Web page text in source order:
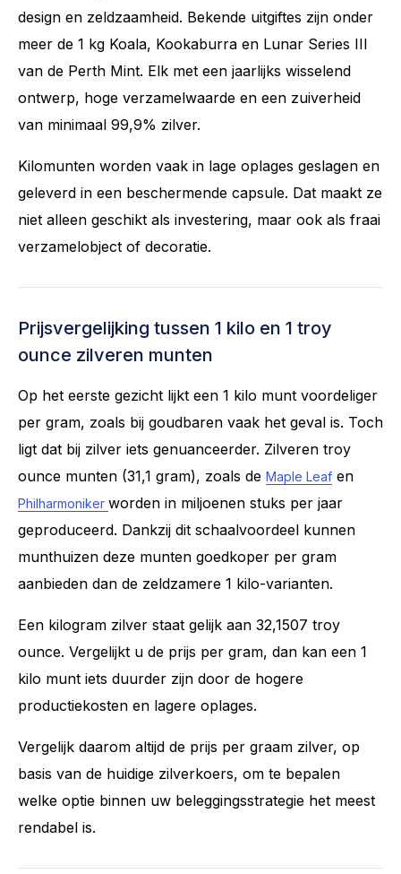
design en zeldzaamheid. Bekende uitgiftes zijn onder
meer de 1 kg Koala, Kookaburra en Lunar Series III
van de Perth Mint. Elk met een jaarlijks wisselend
ontwerp, hoge verzamelwaarde en een zuiverheid
van minimaal 99,9% zilver.
Kilomunten worden vaak in lage oplages geslagen en
geleverd in een beschermende capsule. Dat maakt ze
niet alleen geschikt als investering, maar ook als fraai
verzamelobject of decoratie.
Prijsvergelijking tussen 1 kilo en 1 troy
ounce zilveren munten
Op het eerste gezicht lijkt een 1 kilo munt voordeliger
per gram, zoals bij goudbaren vaak het geval is. Toch
ligt dat bij zilver iets genuanceerder. Zilveren troy
ounce munten (31,1 gram), zoals de Maple Leaf en
Philharmoniker worden in miljoenen stuks per jaar
geproduceerd. Dankzij dit schaalvoordeel kunnen
munthuizen deze munten goedkoper per gram
aanbieden dan de zeldzamere 1 kilo-varianten.
Een kilogram zilver staat gelijk aan 32,1507 troy
ounce. Vergelijkt u de prijs per gram, dan kan een 1
kilo munt iets duurder zijn door de hogere
productiekosten en lagere oplages.
Vergelijk daarom altijd de prijs per graam zilver, op
basis van de huidige zilverkoers, om te bepalen
welke optie binnen uw beleggingsstrategie het meest
rendabel is.